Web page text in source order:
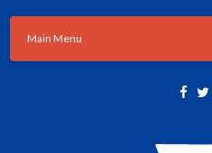
立憲民主党広島
Main Menu